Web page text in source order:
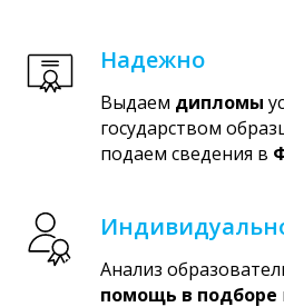
Надежно
Выдаем дипломы
государством
подаем сведения в
Анализ
помощь в подборе